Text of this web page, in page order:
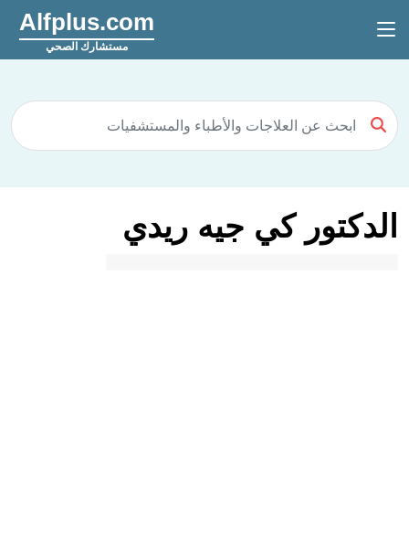
Alfplus.com
مستشارك الصحي
الدكتور كي جيه ريدي